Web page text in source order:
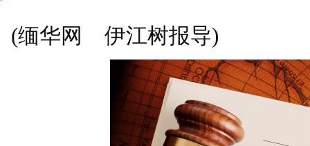
(缅华网 伊江树报导)